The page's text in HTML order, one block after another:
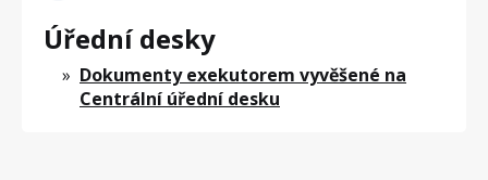
Úřední desky
Dokumenty exekutorem vyvěšené na
Centrální úřední desku